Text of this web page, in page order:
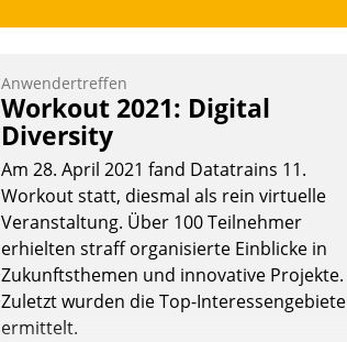
Anwendertreffen
Workout 2021: Digital
Diversity
Am 28. April 2021 fand Datatrains 11.
Workout statt, diesmal als rein virtuelle
Veranstaltung. Über 100 Teilnehmer
erhielten straff organisierte Einblicke in
Zukunftsthemen und innovative Projekte.
Zuletzt wurden die Top-Interessengebiete
ermittelt.